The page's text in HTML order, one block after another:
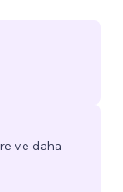
ve daha